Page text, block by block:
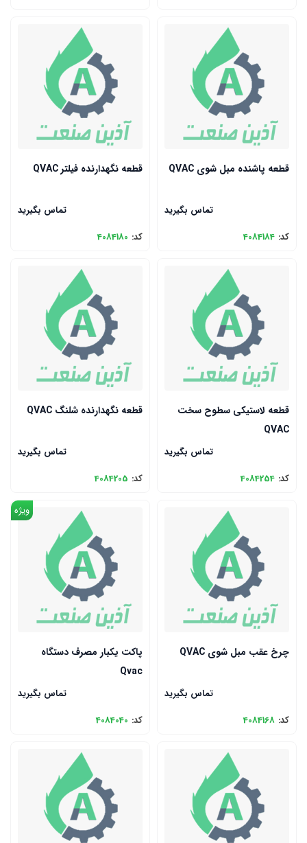
قطعه پاشنده مبل شوی QVAC
تماس بگیرید
کد: 4084184
قطعه نگهدارنده فیلتر QVAC
تماس بگیرید
کد: 4084180
قطعه لاستیکی سطوح سخت
QVAC
تماس بگیرید
کد: 4084254
قطعه نگهدارنده شلنگ QVAC
تماس بگیرید
کد: 4084205
چرخ عقب مبل شوی QVAC
تماس بگیرید
کد: 4084168
ویژه
پاکت یکبار مصرف دستگاه
Qvac
تماس بگیرید
کد: 4084040